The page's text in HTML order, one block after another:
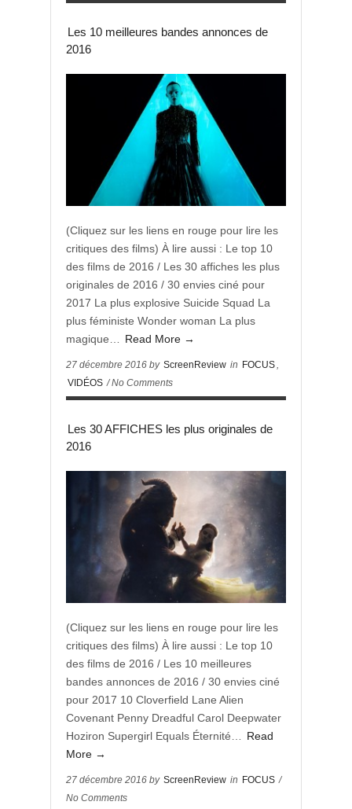
Les 10 meilleures bandes annonces de
2016
(Cliquez sur les liens en rouge pour lire les
critiques des films) À lire aussi : Le top 10
des films de 2016 / Les 30 affiches les plus
originales de 2016 / 30 envies ciné pour
2017 La plus explosive Suicide Squad La
plus féministe Wonder woman La plus
magique…
Read More →
27 décembre 2016 by ScreenReview in FOCUS,
VIDÉOS / No Comments
Les 30 AFFICHES les plus originales de
2016
(Cliquez sur les liens en rouge pour lire les
critiques des films) À lire aussi : Le top 10
des films de 2016 / Les 10 meilleures
bandes annonces de 2016 / 30 envies ciné
pour 2017 10 Cloverfield Lane Alien
Covenant Penny Dreadful Carol Deepwater
Hoziron Supergirl Equals Éternité…
Read
More →
27 décembre 2016 by ScreenReview in FOCUS /
No Comments